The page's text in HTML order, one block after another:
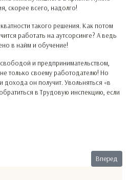
скорее всего, надолго!
такого решения. Как потом
работать на аутсорсинге? А ведь
в найм и обучение!
и предпринимательством,
только своему работодателю! Но
дохода он получит. Увольняться «в
в Трудовую инспекцию, если
Вперед